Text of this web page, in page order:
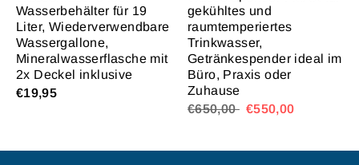
Wasserbehälter für 19
Liter, Wiederverwendbare
Wassergallone,
Mineralwasserflasche mit
2x Deckel inklusive
€19,95
gekühltes und
raumtemperiertes
Trinkwasser,
Getränkespender ideal im
Büro, Praxis oder
Zuhause
€650,00 €550,00